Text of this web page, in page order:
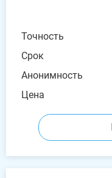
Точность
Срок
Анонимность
Цена